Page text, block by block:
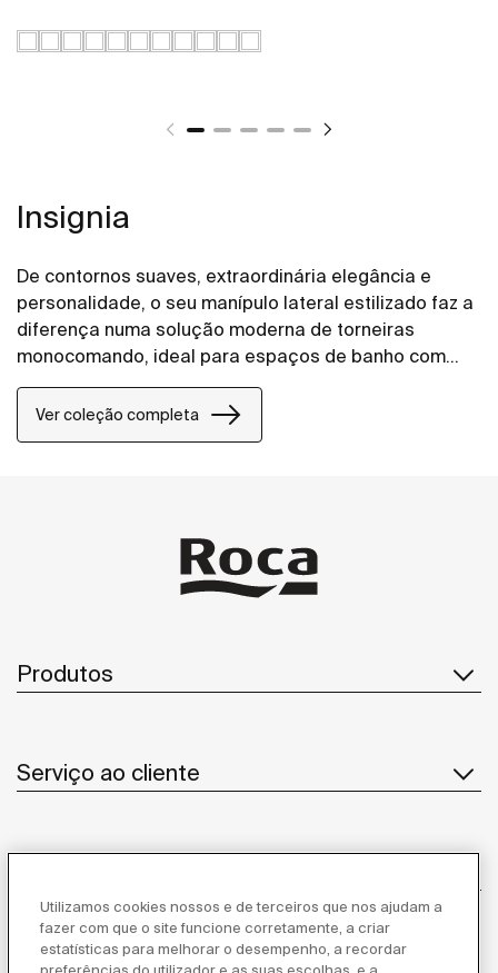
Insignia
De contornos suaves, extraordinária elegância e
personalidade, o seu manípulo lateral estilizado faz a
diferença numa solução moderna de torneiras
monocomando, ideal para espaços de banho com
vocação urbana.
Ver coleção completa
Produtos
Serviço ao cliente
Utilizamos cookies nossos e de terceiros que nos ajudam a
fazer com que o site funcione corretamente, a criar
estatísticas para melhorar o desempenho, a recordar